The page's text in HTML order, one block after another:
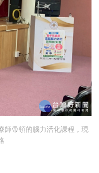
師帶領的腦力活化課程，現